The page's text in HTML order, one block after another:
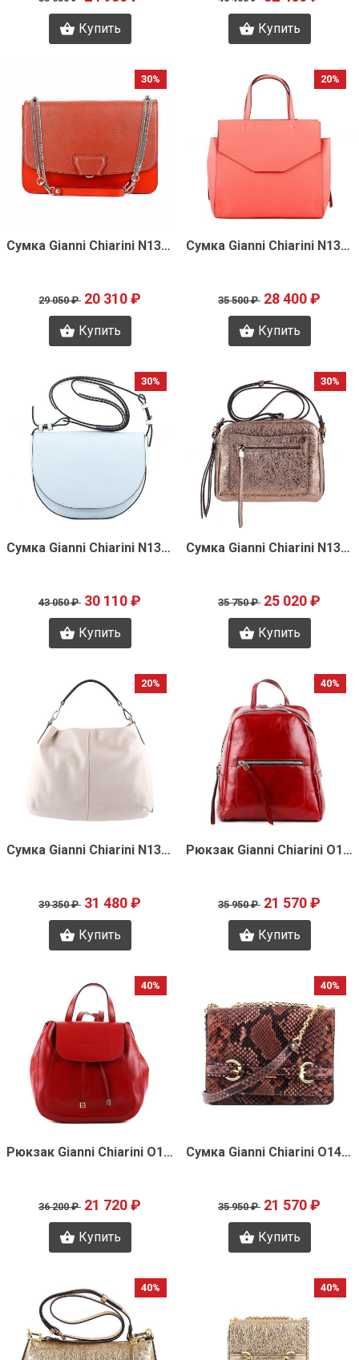
Купить Купить
30%
Быстрый просмотр Сумка Gianni Chiarini N1364
29 050 ₽ 20 310 ₽
Купить
20%
Быстрый просмотр Сумка Gianni Chiarini N1360
35 500 ₽ 28 400 ₽
Купить
30%
Быстрый просмотр Сумка Gianni Chiarini N1330
43 050 ₽ 30 110 ₽
Купить
30%
Быстрый просмотр Сумка Gianni Chiarini N1318
35 750 ₽ 25 020 ₽
Купить
20%
Быстрый просмотр Сумка Gianni Chiarini N1312
39 350 ₽ 31 480 ₽
Купить
40%
Быстрый просмотр Рюкзак Gianni Chiarini O1468
35 950 ₽ 21 570 ₽
Купить
40%
Быстрый просмотр Рюкзак Gianni Chiarini O1460
36 200 ₽ 21 720 ₽
Купить
40%
Быстрый просмотр Сумка Gianni Chiarini O1450
35 950 ₽ 21 570 ₽
Купить
40% 40%